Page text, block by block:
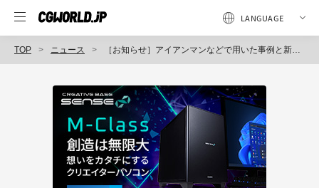
TOP ニュース ［お知らせ］アイアンマンなどで用いた事例と新しいテクニックのご紹介！佐藤隆之氏による『ホログラム・インフォグラフィック講座』を開催